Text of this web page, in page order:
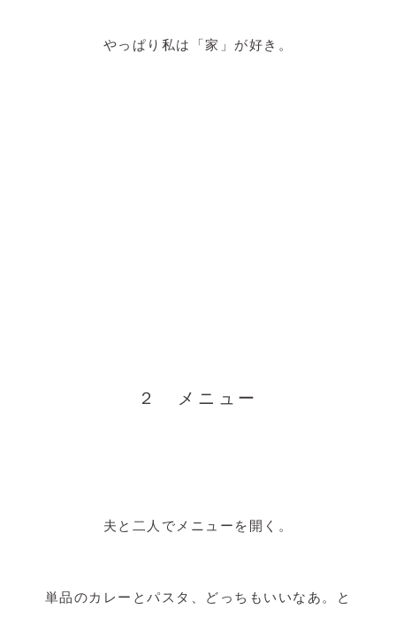
やっぱり私は「家」が好き。
２ メニュー
夫と二人でメニューを開く。
単品のカレーとパスタ、どっちもいいなあ。と